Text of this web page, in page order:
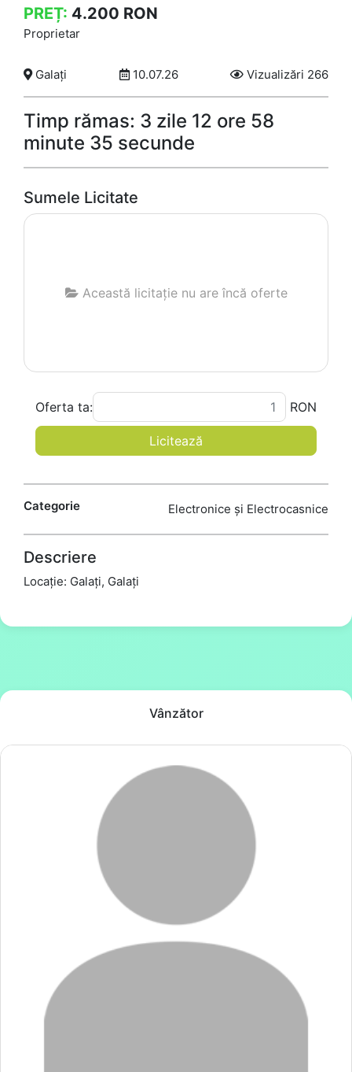
PREȚ: 4.200 RON
Proprietar
Galați 10.07.26 Vizualizări 266
Timp rămas: 3 zile 12 ore 58
minute 35 secunde
Sumele Licitate
Această licitație nu are încă oferte
Oferta ta: RON
Licitează
Categorie Electronice și Electrocasnice
Descriere
Locație: Galați, Galați
Vânzător